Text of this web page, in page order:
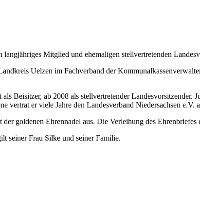
Mitglied und ehemaligen stellvertretenden
Uelzen im Fachverband der
Beisitzer, ab 2008 als stellvertretender
vertrat er viele Jahre den Landesverband Niedersachsen e.V.
goldenen Ehrennadel aus. Die Verleihung des
seiner Frau Silke und seiner Familie.